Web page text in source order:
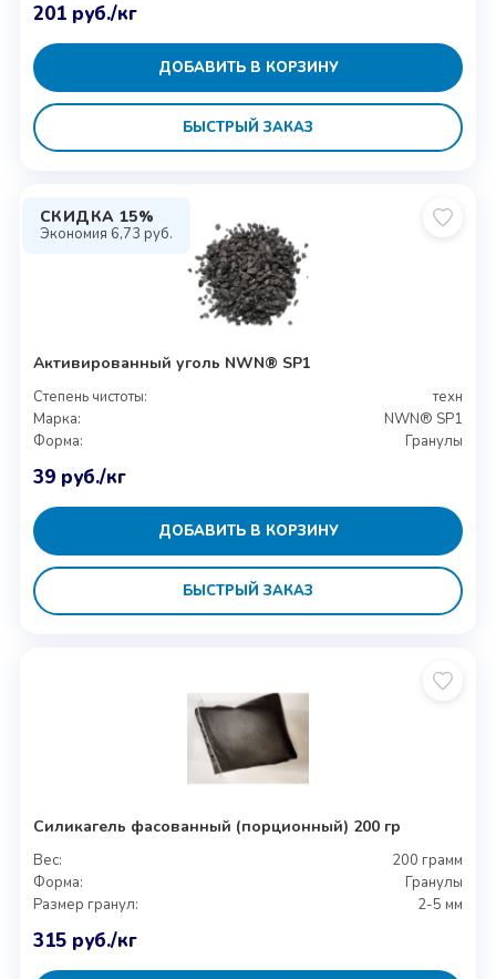
201 руб./кг
ДОБАВИТЬ В КОРЗИНУ
БЫСТРЫЙ ЗАКАЗ
СКИДКА 15%
Экономия 6,73 руб.
Активированный уголь NWN® SP1
Степень чистоты:
техн
Марка:
NWN® SP1
Форма:
Гранулы
39 руб./кг
ДОБАВИТЬ В КОРЗИНУ
БЫСТРЫЙ ЗАКАЗ
Силикагель фасованный (порционный) 200 гр
Вес:
200 грамм
Форма:
Гранулы
Размер гранул:
2-5 мм
315 руб./кг